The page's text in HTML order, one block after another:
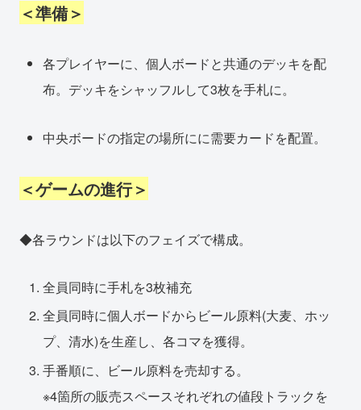
＜準備＞
各プレイヤーに、個人ボードと共通のデッキを配
布。デッキをシャッフルして3枚を手札に。
中央ボードの指定の場所にに需要カードを配置。
＜ゲームの進行＞
◆各ラウンドは以下のフェイズで構成。
全員同時に手札を3枚補充
全員同時に個人ボードからビール原料(大麦、ホッ
プ、清水)を生産し、各コマを獲得。
手番順に、ビール原料を売却する。
※4箇所の販売スペースそれぞれの値段トラックを